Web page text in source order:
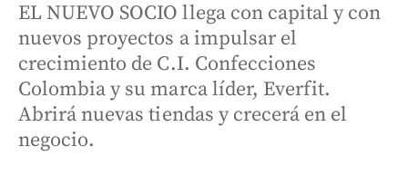
EL NUEVO SOCIO llega con capital y con
nuevos proyectos a impulsar el
crecimiento de C.I. Confecciones
Colombia y su marca líder, Everfit.
Abrirá nuevas tiendas y crecerá en el
negocio.